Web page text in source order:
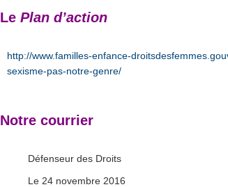
Le Plan d’action
http://www.familles-enfance-
sexisme-pas-notre-genre/
Notre courrier
Défenseur des Droits
Le 24 novembre 2016